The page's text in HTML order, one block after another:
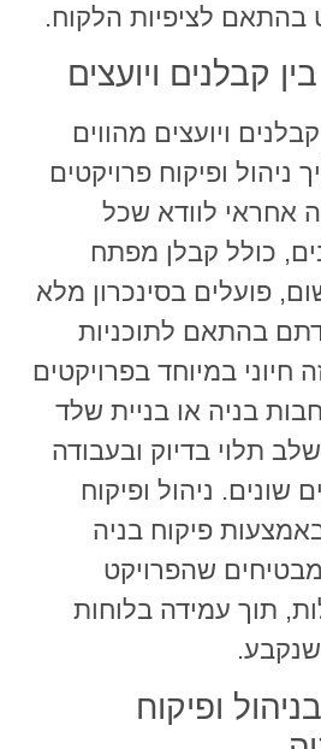
בהתאם לציפיות הלקוח.
קבלנים ויועצים
ויועצים מהווים
ניהול ופיקוח פרויקטים
אחראי לוודא שכל
כולל קבלן מפתח
פועלים בסינכרון מלא
בהתאם לתוכניות
חיוני במיוחד בפרויקטים
בניה או בניית שלד
תלוי בדיוק ובעבודה
שונים. ניהול ופיקוח
פיקוח בניה
שהפרויקט
תוך עמידה בלוחות
ופיקוח